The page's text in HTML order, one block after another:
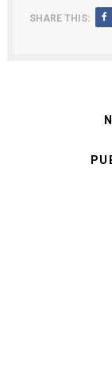
SHARE THIS: